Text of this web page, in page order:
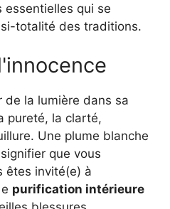
essentielles qui se
totalité des traditions.
de la lumière dans sa
pureté, la clarté,
Une plume blanche
que vous
êtes invité(e) à
purification intérieure